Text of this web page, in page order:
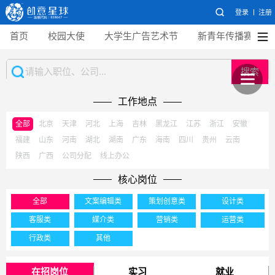
登录 注册
首页 校园大使 大学生广告艺术节 新青年传播赛
搜索
工作地点
全部 北京 天津 河北 上海 吉林 黑龙江 江苏 浙江
安徽
福建
山东 河南 湖北 湖南 广东 海南 四川 贵州
云南
陕西
广西 公司分配 线上办公
核心岗位
全部 文案编辑类 策划创意类 设计类
客服类 媒介类 营销类 运营类
行政类 其他
在招岗位 实习 就业